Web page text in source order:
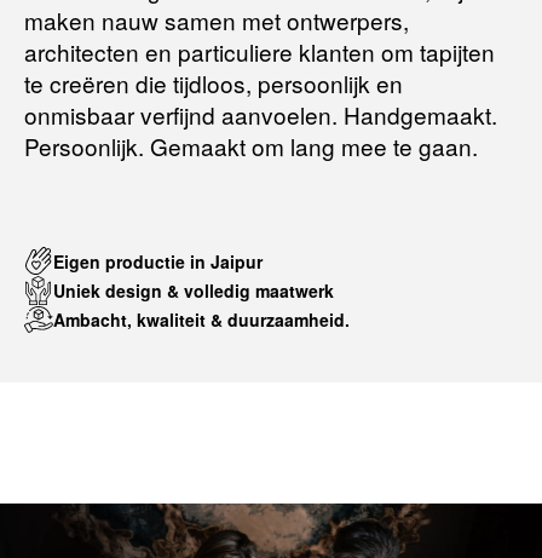
Terugbetalingsbeleid
maken nauw samen met ontwerpers,
architecten en particuliere klanten om tapijten
te creëren die tijdloos, persoonlijk en
onmisbaar verfijnd aanvoelen. Handgemaakt.
Persoonlijk. Gemaakt om lang mee te gaan.
Eigen productie in Jaipur
Uniek design & volledig maatwerk
Ambacht, kwaliteit & duurzaamheid.